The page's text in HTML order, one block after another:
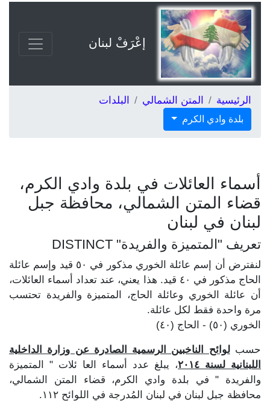
إعْرَفْ لبنان
الرئيسية المتن الشمالي البلدات
بلدة وادي الكرم
أسماء العائلات في بلدة وادي الكرم،
قضاء المتن الشمالي، محافظة جبل
لبنان في لبنان
تعريف "المتميزة والفريدة" DISTINCT
لنفترض أن إسم عائلة الخوري مذكور في ٥٠ قيد وإسم عائلة
الحاج مذكور في ٤٠ قيد. هذا يعني، عند تعداد أسماء العائلات،
أن عائلة الخوري وعائلة الحاج، المتميزة والفريدة تحتسب
مرة واحدة فقط لكل عائلة.
الخوري (٥٠) - الحاج (٤٠)
حسبلوائح الناخبين الرسمية الصادرة عن وزارة الداخلية
اللبنانية لسنة ٢٠١٤
، يبلغ عدد أسماء العا ئلات " المتميزة
والفريدة " في بلدة وادي الكرم، قضاء المتن الشمالي،
محافظة جبل لبنان في لبنان المُدرجة في اللوائح ١١٢.